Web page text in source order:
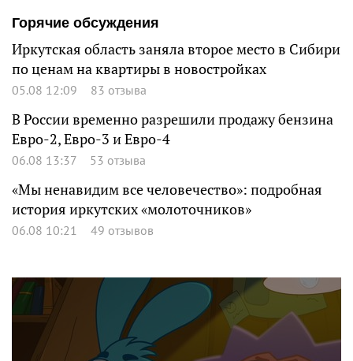
Горячие обсуждения
Иркутская область заняла второе место в Сибири
по ценам на квартиры в новостройках
05.08 12:09 83 отзыва
В России временно разрешили продажу бензина
Евро-2, Евро-3 и Евро-4
06.08 13:37 53 отзыва
«Мы ненавидим все человечество»: подробная
история иркутских «молоточников»
06.08 10:21 49 отзывов